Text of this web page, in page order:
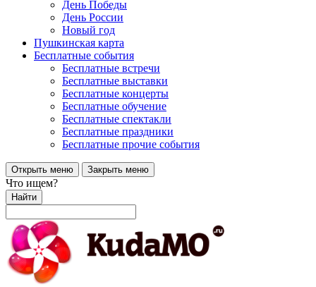
День Победы
День России
Новый год
Пушкинская карта
Бесплатные события
Бесплатные встречи
Бесплатные выставки
Бесплатные концерты
Бесплатные обучение
Бесплатные спектакли
Бесплатные праздники
Бесплатные прочие события
Открыть меню Закрыть меню
Что ищем?
Найти